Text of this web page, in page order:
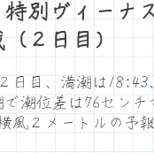
特別ヴィーナ
２日目）
日目、満潮は18:43
で潮位差は76センチ
風２メートルの予